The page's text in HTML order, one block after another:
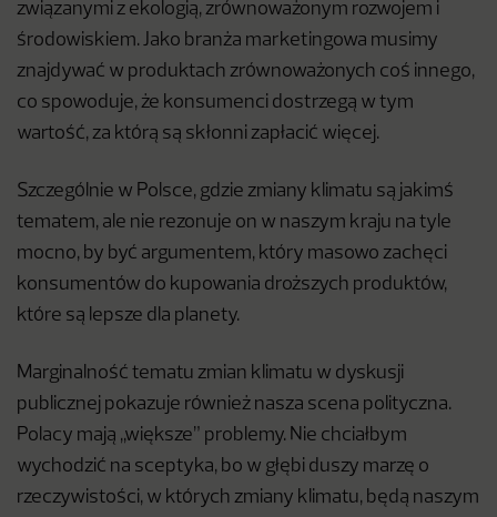
związanymi z ekologią, zrównoważonym rozwojem i
środowiskiem. Jako branża marketingowa musimy
znajdywać w produktach zrównoważonych coś innego,
co spowoduje, że konsumenci dostrzegą w tym
wartość, za którą są skłonni zapłacić więcej.
Szczególnie w Polsce, gdzie zmiany klimatu są jakimś
tematem, ale nie rezonuje on w naszym kraju na tyle
mocno, by być argumentem, który masowo zachęci
konsumentów do kupowania droższych produktów,
które są lepsze dla planety.
Marginalność tematu zmian klimatu w dyskusji
publicznej pokazuje również nasza scena polityczna.
Polacy mają ,,większe” problemy. Nie chciałbym
wychodzić na sceptyka, bo w głębi duszy marzę o
rzeczywistości, w których zmiany klimatu, będą naszym